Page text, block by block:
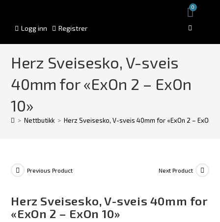
Logg inn Registrer
0
Herz Sveisesko, V-sveis
40mm for «ExOn 2 – ExOn
10»
> Nettbutikk > Herz Sveisesko, V-sveis 40mm for «ExOn 2 – ExOn
Previous Product Next Product
Herz Sveisesko, V-sveis 40mm for
«ExOn 2 – ExOn 10»